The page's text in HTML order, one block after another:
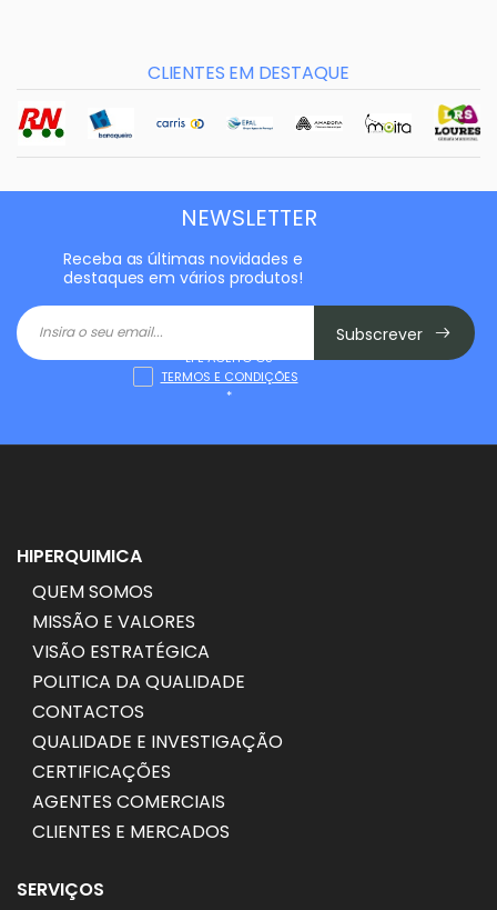
CLIENTES EM DESTAQUE
NEWSLETTER
Receba as últimas novidades e
destaques em vários produtos!
Subscrever
LI E ACEITO OS
TERMOS E CONDIÇÕES
*
HIPERQUIMICA
QUEM SOMOS
MISSÃO E VALORES
VISÃO ESTRATÉGICA
POLITICA DA QUALIDADE
CONTACTOS
QUALIDADE E INVESTIGAÇÃO
CERTIFICAÇÕES
AGENTES COMERCIAIS
CLIENTES E MERCADOS
SERVIÇOS